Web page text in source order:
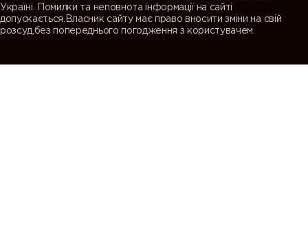
Україні. Помилки та неповнота інформації на сайті
допускається.Власник сайту має право вносити зміни на свій
розсуд,без попереднього погодження з користувачем.